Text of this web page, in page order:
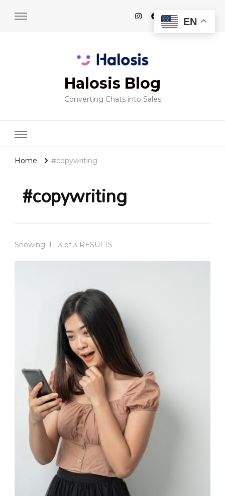
Halosis Blog
Converting Chats into Sales
Home #copywriting
#copywriting
Showing: 1 - 3 of 3 RESULTS
EN